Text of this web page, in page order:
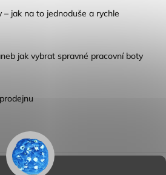
– jak na to jednoduše a rychle
jak vybrat spravné pracovní boty
zboží